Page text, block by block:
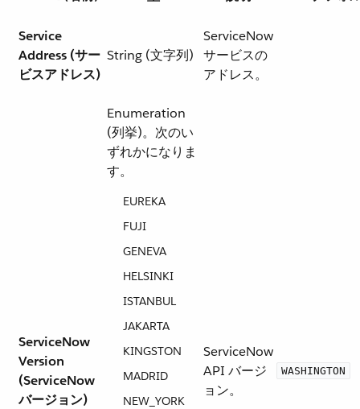
Service
Address (サー
ビスアドレス)
String (文字列)
ServiceNow
サービスの
アドレス。
ServiceNow
Version
(ServiceNow
バージョン)
Enumeration
(列挙)。次のい
ずれかになりま
す。
EUREKA
FUJI
GENEVA
HELSINKI
ISTANBUL
JAKARTA
KINGSTON
MADRID
NEW_YORK​
ServiceNow
API バージ
ョン。
WASHINGTON